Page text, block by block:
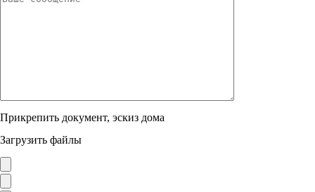
Прикрепить документ, эскиз дома
Загрузить файлы